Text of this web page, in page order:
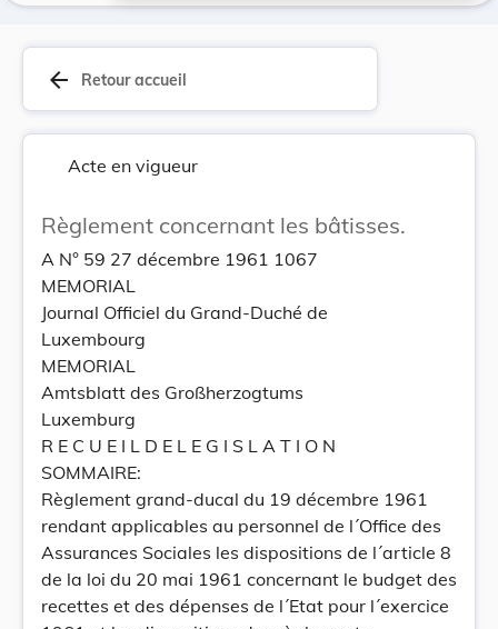
arrow_back Retour accueil
Acte en vigueur
Règlement concernant les bâtisses.
A N° 59 27 décembre 1961 1067
MEMORIAL
Journal Officiel du Grand-Duché de
Luxembourg
MEMORIAL
Amtsblatt des Großherzogtums
Luxemburg
R E C U E I L D E L E G I S L A T I O N
SOMMAIRE:
Règlement grand-ducal du 19 décembre 1961
rendant applicables au personnel de l´Office des
Assurances Sociales les dispositions de l´article 8
de la loi du 20 mai 1961 concernant le budget des
recettes et des dépenses de l´Etat pour l´exercice